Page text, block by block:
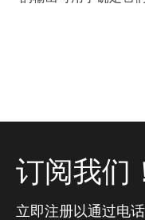
订阅我们
立即注册以通过电